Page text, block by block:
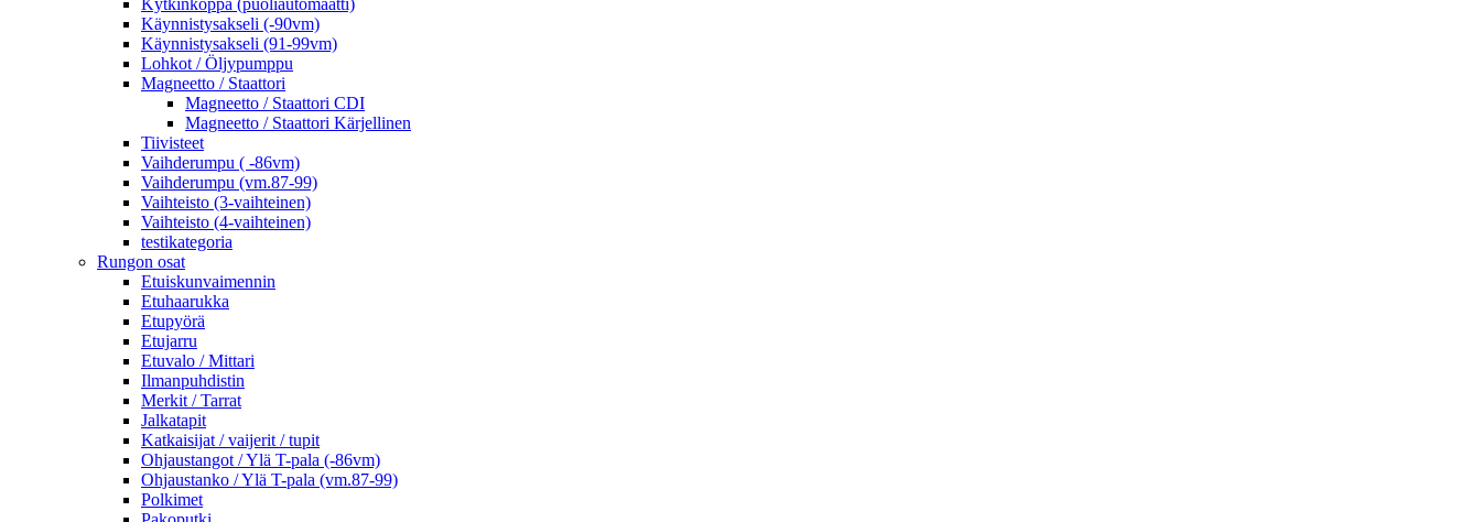
Kytkinkoppa (puoliautomaatti)
Käynnistysakseli (-90vm)
Käynnistysakseli (91-99vm)
Lohkot / Öljypumppu
Magneetto / Staattori
Magneetto / Staattori CDI
Magneetto / Staattori Kärjellinen
Tiivisteet
Vaihderumpu ( -86vm)
Vaihderumpu (vm.87-99)
Vaihteisto (3-vaihteinen)
Vaihteisto (4-vaihteinen)
testikategoria
Rungon osat
Etuiskunvaimennin
Etuhaarukka
Etupyörä
Etujarru
Etuvalo / Mittari
Ilmanpuhdistin
Merkit / Tarrat
Jalkatapit
Katkaisijat / vaijerit / tupit
Ohjaustangot / Ylä T-pala (-86vm)
Ohjaustanko / Ylä T-pala (vm.87-99)
Polkimet